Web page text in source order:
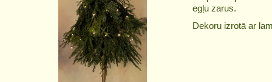
egļu zarus.
Dekoru izrotā ar